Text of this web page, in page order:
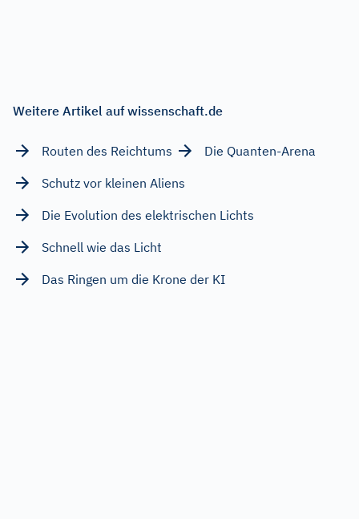
Weitere Artikel auf wissenschaft.de
Routen des Reichtums
Die Quanten-Arena
Schutz vor kleinen Aliens
Die Evolution des elektrischen Lichts
Schnell wie das Licht
Das Ringen um die Krone der KI